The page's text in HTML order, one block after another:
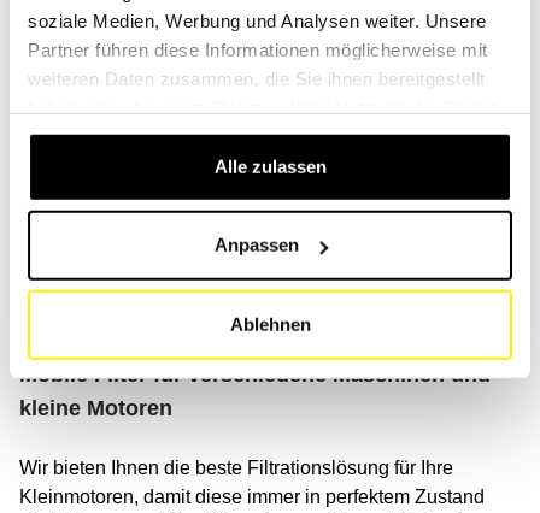
soziale Medien, Werbung und Analysen weiter. Unsere
Partner führen diese Informationen möglicherweise mit
weiteren Daten zusammen, die Sie ihnen bereitgestellt
gesammelt haben.
Alle zulassen
Anpassen
Ablehnen
Maschinen für den Straßenverkehr
Der Katalog umfasst auch alle Straßenfahrzeuge wie
Autos, Lastwagen, Busse, Motorräder, Wohnmobile und
Tool. Sie finden alle Maschinen der wichtigsten Marken
wie: BMW, Audi, Toyota, Volkswagen, Mercedes, Ford,
Honda, Volvo, Scania, Fiat, Peugeot, Isuzu, MAN, Nissan.
Mobile Filter für verschiedene Maschinen und
kleine Motoren
Wir bieten Ihnen die beste Filtrationslösung für Ihre
Kleinmotoren, damit diese immer in perfektem Zustand